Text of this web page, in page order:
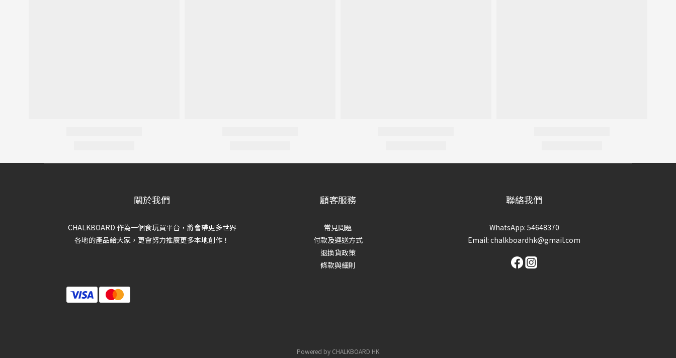
關於我們
CHALKBOARD 作為一個食玩買平台，將會帶更多世界
各地的產品給大家，更會努力推廣更多本地創作！
顧客服務
常見問題
付款及運送方式
退換貨政策
條款與細則
聯絡我們
WhatsApp: 54648370
Email: chalkboardhk@gmail.com
Powered by CHALKBOARD HK